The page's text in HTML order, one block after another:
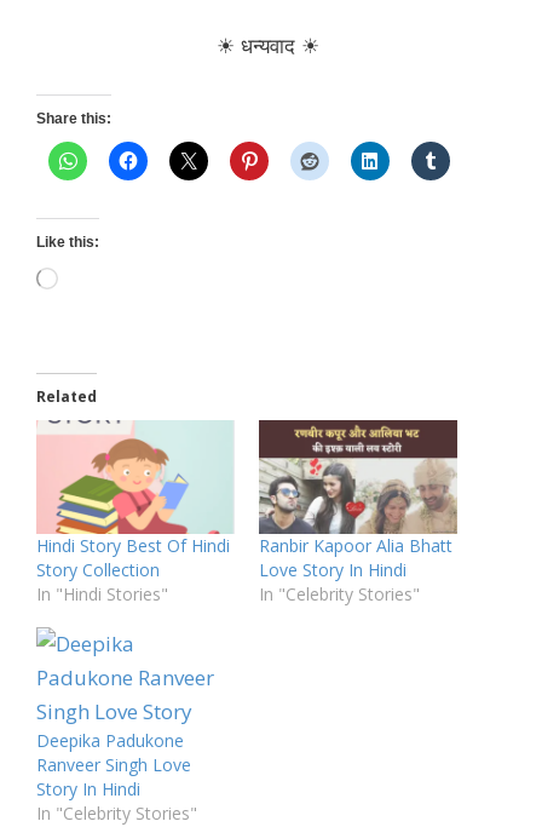
☀ धन्यवाद ☀
Share this:
Like this:
Loading…
Related
Hindi Story Best Of Hindi
Story Collection
In "Hindi Stories"
Ranbir Kapoor Alia Bhatt
Love Story In Hindi
In "Celebrity Stories"
Deepika Padukone
Ranveer Singh Love
Story In Hindi
In "Celebrity Stories"